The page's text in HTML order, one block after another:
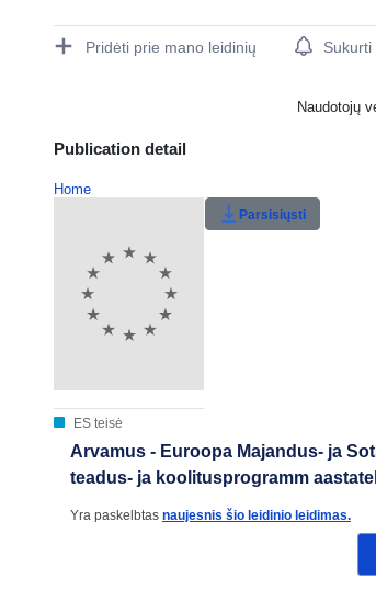
Publication Detail Actions
Pridėti prie mano leidinių Sukurti
Naudotojų
Publication detail
Home
ES teisė
Parsisiųsti
Arvamus - Euroopa Majandus- ja
teadus- ja koolitusprogramm
Yra paskelbtas naujesnis šio leidinio leidimas.